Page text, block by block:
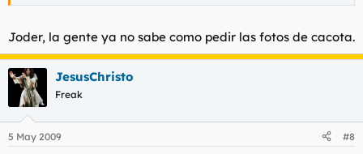
Joder, la gente ya no sabe como pedir las fotos de cacota.
JesusChristo
Freak
5 May 2009 #8